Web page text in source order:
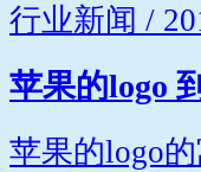
行业新闻 /
苹果的logo
苹果的logo